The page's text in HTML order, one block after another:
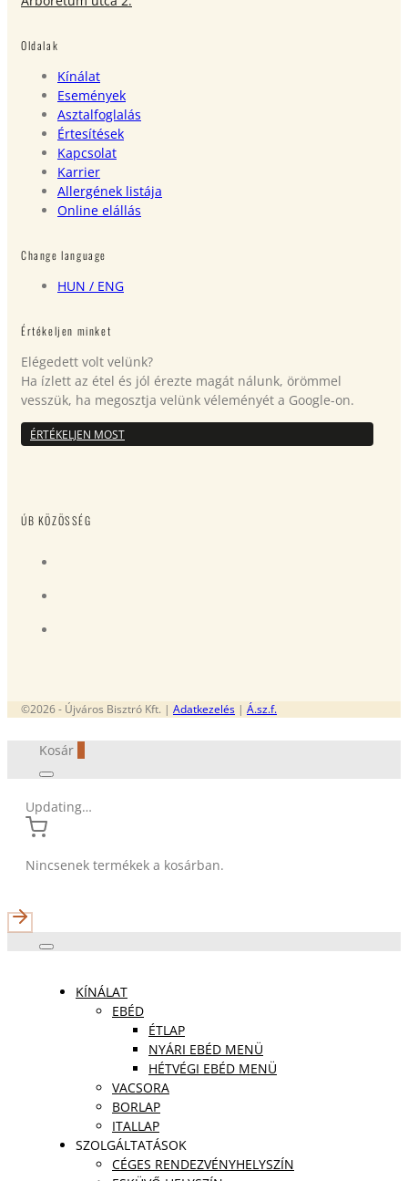
Oldalak
Kínálat
Események
Asztalfoglalás
Értesítések
Kapcsolat
Karrier
Allergének listája
Online elállás
Change language
HUN / ENG
Értékeljen minket
Elégedett volt velünk?
Ha ízlett az étel és jól érezte magát nálunk, örömmel
vesszük, ha megosztja velünk véleményét a Google-on.
ÉRTÉKELJEN MOST
ÚB KÖZÖSSÉG
©2026 - Újváros Bisztró Kft. | Adatkezelés | Á.sz.f.
Kosár
Updating…
Nincsenek termékek a kosárban.
KÍNÁLAT
EBÉD
ÉTLAP
NYÁRI EBÉD MENÜ
HÉTVÉGI EBÉD MENÜ
VACSORA
BORLAP
ITALLAP
SZOLGÁLTATÁSOK
CÉGES RENDEZVÉNYHELYSZÍN